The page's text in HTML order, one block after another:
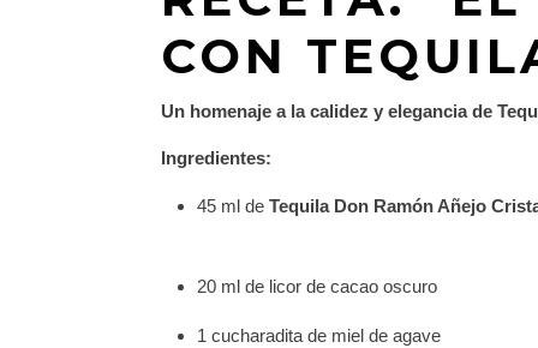
CON
Un homenaje a la calidez y elegancia de
Ingredientes:
45 ml de Tequila Don Ramón Añejo
20 ml de licor de cacao oscuro
1 cucharadita de miel de agave